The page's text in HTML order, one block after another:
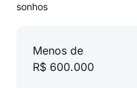
sonhos
Menos de
R$ 600.000